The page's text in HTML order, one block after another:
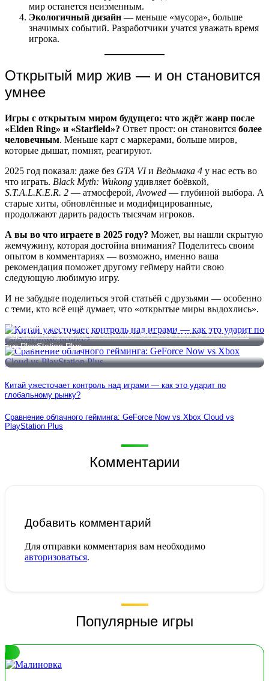
мир останется неизменным.
Экологичный дизайн — меньше «мусора», больше
значимых событий. Разработчики учатся уважать время
игрока.
Открытый мир жив — и он становится
умнее
Игры с открытым миром будущего: что ждёт жанр после
«Elden Ring» и «Starfield»? Ответ прост: он становится более
человечным. Меньше карт с маркерами, больше миров,
которые дышат, помнят, реагируют.
2025 год показал: даже без GTA VIи Ведьмака 4 у нас есть во
что играть. Black Myth: Wukong удивляет боёвкой,
S.T.A.L.K.E.R. 2 — атмосферой, Avowed — глубиной выбора. А
старые хиты, обновлённые и модифицированные,
продолжают дарить радость тысячам игроков.
А вы во что играете в 2025 году? Может, вы нашли скрытую
жемчужину, которая достойна внимания? Поделитесь своим
опытом в комментариях — возможно, именно ваша
рекомендация поможет другому геймеру найти свою
следующую любимую игру.
И не забудьте поделиться этой статьёй с друзьями — особенно
с теми, кто всё ещё думает, что «открытые миры выдохлись».
Китай ужесточает контроль над играми — как это ударит по
глобальному рынку?
Сравнение облачного гейминга: GeForce Now vs Xbox Cloud
vs PlayStation Plus
Китай ужесточает контроль над играми — как это ударит по
глобальному рынку?
Сравнение облачного гейминга: GeForce Now vs Xbox Cloud vs
PlayStation Plus
Комментарии
Добавить комментарий
Для отправки комментария вам необходимо
авторизоваться.
Популярные игры